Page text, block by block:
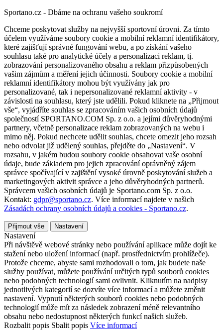
Sportano.cz - Dbáme na ochranu vašeho soukromí
Chceme poskytovat služby na nejvyšší sportovní úrovni. Za tímto
účelem využíváme soubory cookie a mobilní reklamní identifikátory,
které zajišťují správné fungování webu, a po získání vašeho
souhlasu také pro analytické účely a personalizaci reklam, tj.
zobrazování personalizovaného obsahu a reklam přizpůsobených
vašim zájmům a měření jejich účinnosti. Soubory cookie a mobilní
reklamní identifikátory mohou být využívány jak pro
personalizované, tak i nepersonalizované reklamní aktivity - v
závislosti na souhlasu, který jste udělili. Pokud kliknete na „Přijmout
vše“, vyjádříte souhlas se zpracováním vašich osobních údajů
společností SPORTANO.COM Sp. z o.o. a jejími důvěryhodnými
partnery, včetně personalizace reklam zobrazovaných na webu i
mimo něj. Pokud nechcete udělit souhlas, chcete omezit jeho rozsah
nebo odvolat již udělený souhlas, přejděte do „Nastavení“. V
rozsahu, v jakém budou soubory cookie obsahovat vaše osobní
údaje, bude základem pro jejich zpracování oprávněný zájem
správce spočívající v zajištění vysoké úrovně poskytování služeb a
marketingových aktivit správce a jeho důvěryhodných partnerů.
Správcem vašich osobních údajů je Sportano.com Sp. z o.o.
Kontakt: gdpr@sportano.cz. Více informací najdete v našich
Zásadách ochrany osobních údajů a cookies - Sportano.cz.
Přijmout vše Nastavení
Nastavení
Při návštěvě webové stránky nebo používání aplikace může dojít ke
stažení nebo uložení informací (např. prostřednictvím prohlížeče).
Protože chceme, abyste sami rozhodovali o tom, jak budete naše
služby používat, můžete používání určitých typů souborů cookies
nebo podobných technologií sami ovlivnit. Kliknutím na nadpisy
jednotlivých kategorií se dozvíte více informací a můžete změnit
nastavení. Vypnutí některých souborů cookies nebo podobných
technologií může mít za následek zobrazení méně relevantního
obsahu nebo nedostupnost některých funkcí našich služeb.
Rozbalit popis Sbalit popis Více informací